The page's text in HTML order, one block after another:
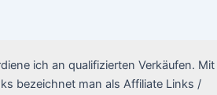
ich an qualifizierten Verkäufen. Mit
bezeichnet man als Affiliate Links /